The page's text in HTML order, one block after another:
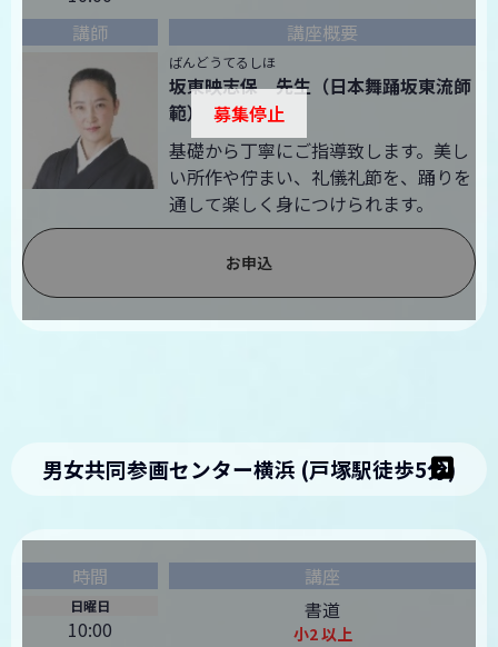
ばんどうてるしほ
坂東映志保 先生（日本舞踊坂東流師
範）
基礎から丁寧にご指導致します。美し
い所作や佇まい、礼儀礼節を、踊りを
通して楽しく身につけられます。
お申込
募集停止
男女共同参画センター横浜 (戸塚駅徒歩5分)
日曜日
10:00
書道
小2 以上